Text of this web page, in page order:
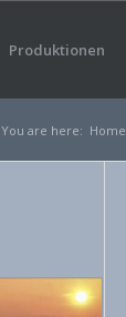
Produktionen
You are here: Home